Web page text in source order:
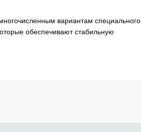
вариантам специального
обеспечивают стабильную